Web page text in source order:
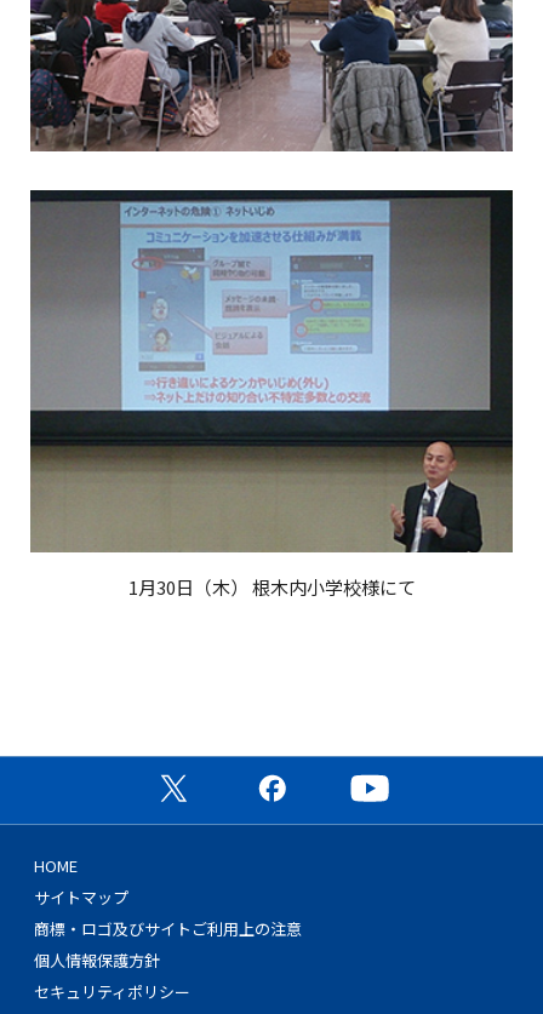
1月30日（木） 根木内小学校様にて
公式X（旧Twitter）ページ
公式Facebookページ
HOME
サイトマップ
商標・ロゴ及びサイトご利用上の注意
個人情報保護方針
セキュリティポリシー